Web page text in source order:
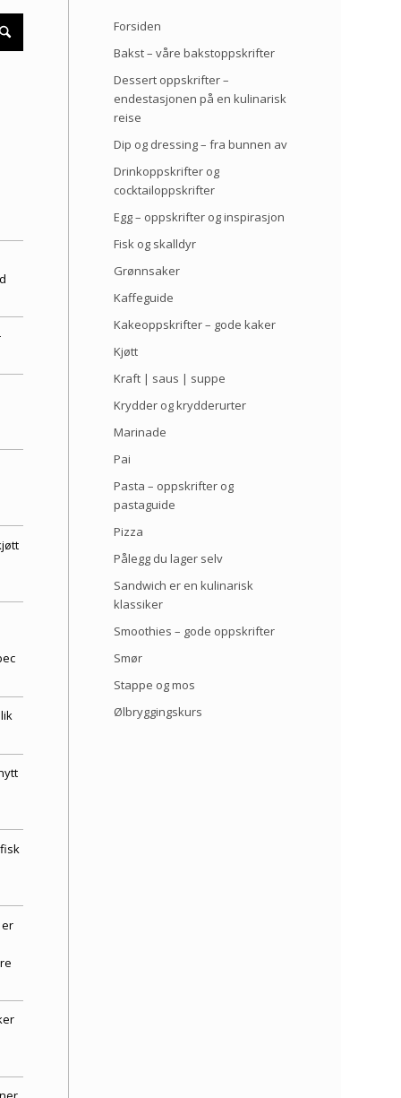
Forsiden
Bakst – våre bakstoppskrifter
Dessert oppskrifter –
endestasjonen på en kulinarisk
reise
Dip og dressing – fra bunnen av
Drinkoppskrifter og
cocktailoppskrifter
Egg – oppskrifter og inspirasjon
Fisk og skalldyr
Grønnsaker
Kaffeguide
Kakeoppskrifter – gode kaker
Kjøtt
Kraft | saus | suppe
Krydder og krydderurter
Marinade
Pai
Pasta – oppskrifter og
pastaguide
Pizza
Pålegg du lager selv
Sandwich er en kulinarisk
klassiker
Smoothies – gode oppskrifter
Smør
Stappe og mos
Ølbryggingskurs